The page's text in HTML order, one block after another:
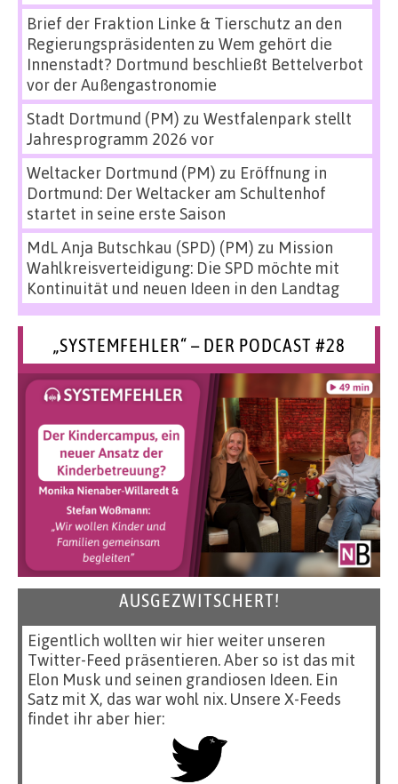
Brief der Fraktion Linke & Tierschutz an den
Regierungspräsidenten zu Wem gehört die
Innenstadt? Dortmund beschließt Bettelverbot
vor der Außengastronomie
Stadt Dortmund (PM) zu Westfalenpark stellt
Jahresprogramm 2026 vor
Weltacker Dortmund (PM) zu Eröffnung in
Dortmund: Der Weltacker am Schultenhof
startet in seine erste Saison
MdL Anja Butschkau (SPD) (PM) zu Mission
Wahlkreisverteidigung: Die SPD möchte mit
Kontinuität und neuen Ideen in den Landtag
„SYSTEMFEHLER“ – DER PODCAST #28
AUSGEZWITSCHERT!
Eigentlich wollten wir hier weiter unseren
Twitter-Feed präsentieren. Aber so ist das mit
Elon Musk und seinen grandiosen Ideen. Ein
Satz mit X, das war wohl nix. Unsere X-Feeds
findet ihr aber hier: